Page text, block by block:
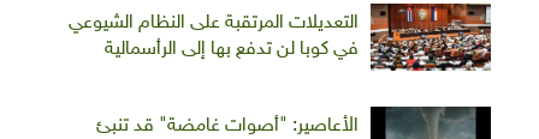
التعديلات المرتقبة على النظام الشيوعي
في كوبا لن تدفع بها إلى الرأسمالية
الأعاصير: "أصوات غامضة" قد تنبئ